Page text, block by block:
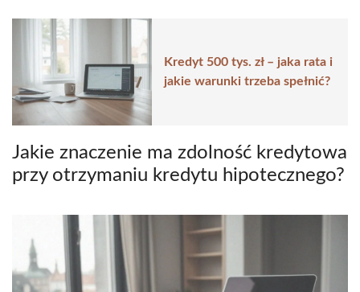
Kredyt 500 tys. zł – jaka rata i
jakie warunki trzeba spełnić?
Jakie znaczenie ma zdolność kredytowa
przy otrzymaniu kredytu hipotecznego?